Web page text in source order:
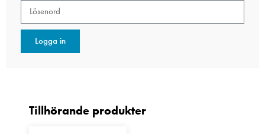
Logga in